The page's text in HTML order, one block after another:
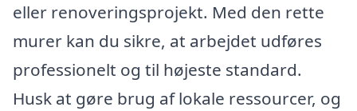
eller renoveringsprojekt. Med den rette
murer kan du sikre, at arbejdet udføres
professionelt og til højeste standard.
Husk at gøre brug af lokale ressourcer, og